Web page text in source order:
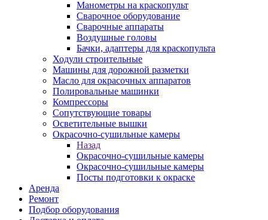
Манометры на краскопульт
Сварочное оборудование
Сварочные аппараты
Воздушные головы
Бачки, адаптеры для краскопульта
Ходули строительные
Машины для дорожной разметки
Масло для окрасочных аппаратов
Полировальные машинки
Компрессоры
Сопутствующие товары
Осветительные вышки
Окрасочно-сушильные камеры
Назад
Окрасочно-сушильные камеры
Окрасочно-сушильные камеры
Посты подготовки к окраске
Аренда
Ремонт
Подбор оборудования